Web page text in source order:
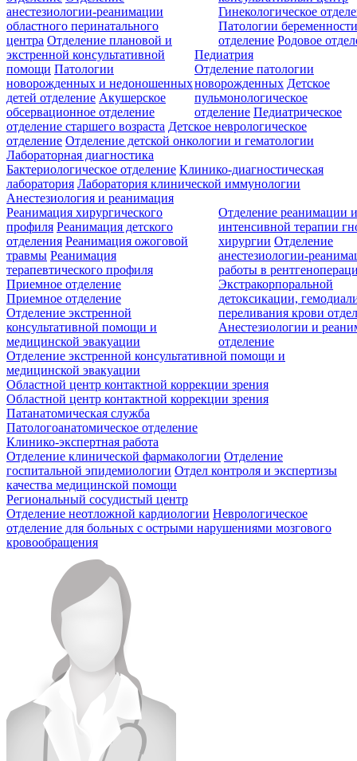
анестезиологии-реанимации
областного перинатального
центра Отделение плановой и
экстренной консультативной
помощи Патологии
новорожденных и недоношенных
детей отделение Акушерское
обсервационное отделение
Гинекологическое
Патологии
отделение Родовое
Педиатрия
Отделение патологии
новорожденных Детское
пульмонологическое
отделение Педиатрическое
отделение старшего возраста Детское неврологическое
отделение Отделение детской онкологии и гематологии
Лабораторная диагностика
Бактериологическое отделение Клинико-диагностическая
лаборатория Лаборатория клинической иммунологии
Анестезиология и реанимация
Реанимация хирургического
профиля Реанимация детского
отделения Реанимация ожоговой
травмы Реанимация
терапевтического профиля
Отделение реанимации
интенсивной терапии
хирургии Отделение
анестезиологии-
работы в
Экстракорпоральной
детоксикации,
переливания крови
Анестезиологии и
отделение
Приемное отделение
Приемное отделение
Отделение экстренной
консультативной помощи и
медицинской эвакуации
Отделение экстренной консультативной помощи и
медицинской эвакуации
Областной центр контактной коррекции зрения
Областной центр контактной коррекции зрения
Патанатомическая служба
Патологоанатомическое отделение
Клинико-экспертная работа
Отделение клинической фармакологии Отделение
госпитальной эпидемиологии Отдел контроля и экспертизы
качества медицинской помощи
Региональный сосудистый центр
Отделение неотложной кардиологии Неврологическое
отделение для больных с острыми нарушениями мозгового
кровообращения